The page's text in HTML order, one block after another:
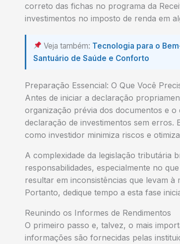
correto das fichas no programa da
investimentos no imposto de renda em
Veja também: Tecnologia para o
Santuário de Saúde e Conforto
Preparação Essencial: O Que Você
Antes de iniciar a declaração
organização prévia dos documentos e
declaração de investimentos sem erros.
como investidor minimiza riscos e
A complexidade da legislação tributária
responsabilidades, especialmente no
resultar em inconsistências que levam à
Portanto, dedique tempo a esta fase
Reunindo os Informes de Rendimentos
O primeiro passo e, talvez, o mais
informações são fornecidas pelas